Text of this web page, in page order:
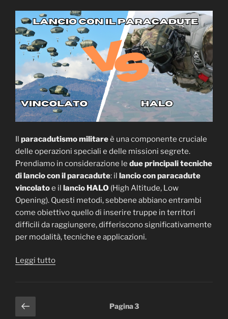
Il paracadutismo militareè una componente cruciale
delle operazioni speciali e delle missioni segrete.
Prendiamo in considerazione le due principali tecniche
di lancio con il paracadute: il lancio con paracadute
vincolatoe il lancio HALO (High Altitude, Low
Opening). Questi metodi, sebbene abbiano entrambi
come obiettivo quello di inserire truppe in territori
difficili da raggiungere, differiscono significativamente
per modalità, tecniche e applicazioni.
Leggi tutto“Lancio
Paginazione
Pagina
Pagina3